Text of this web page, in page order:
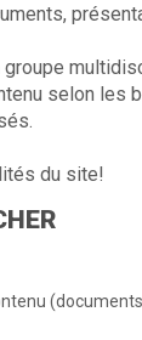
selon les
du site!